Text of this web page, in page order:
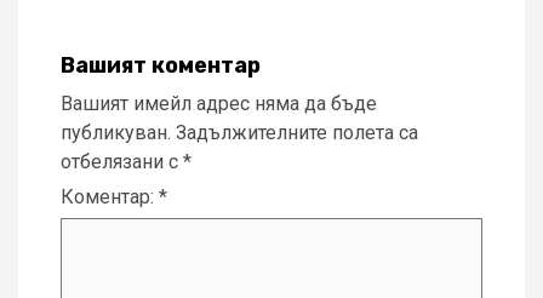
Вашият коментар
Вашият имейл адрес няма да бъде
публикуван. Задължителните полета са
отбелязани с *
Коментар: *